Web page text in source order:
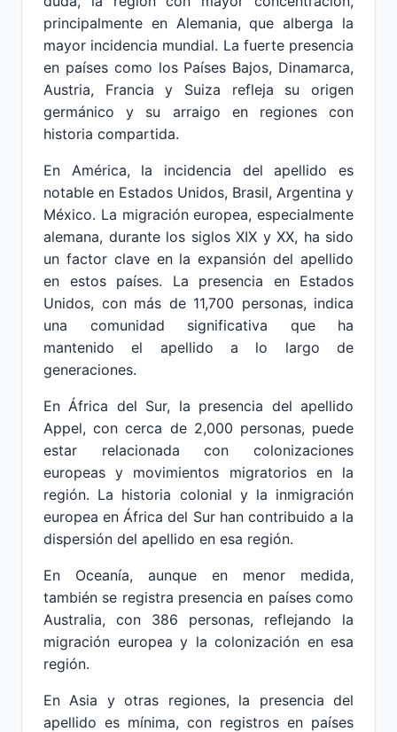
principalmente en Alemania, que alberga la
mayor incidencia mundial. La fuerte presencia
en países como los Países Bajos, Dinamarca,
Austria, Francia y Suiza refleja su origen
germánico y su arraigo en regiones con
historia compartida.
En América, la incidencia del apellido es
notable en Estados Unidos, Brasil, Argentina y
México. La migración europea, especialmente
alemana, durante los siglos XIX y XX, ha sido
un factor clave en la expansión del apellido
en estos países. La presencia en Estados
Unidos, con más de 11,700 personas, indica
una comunidad significativa que ha
mantenido el apellido a lo largo de
generaciones.
En África del Sur, la presencia del apellido
Appel, con cerca de 2,000 personas, puede
estar relacionada con colonizaciones
europeas y movimientos migratorios en la
región. La historia colonial y la inmigración
europea en África del Sur han contribuido a la
dispersión del apellido en esa región.
En Oceanía, aunque en menor medida,
también se registra presencia en países como
Australia, con 386 personas, reflejando la
migración europea y la colonización en esa
región.
En Asia y otras regiones, la presencia del
apellido es mínima, con registros en países